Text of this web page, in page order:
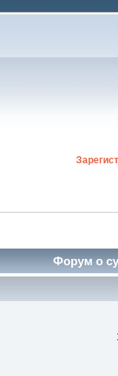
Форум о